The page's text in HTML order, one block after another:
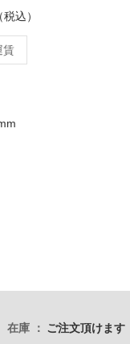
込）
賃
在庫 ご注文頂けます